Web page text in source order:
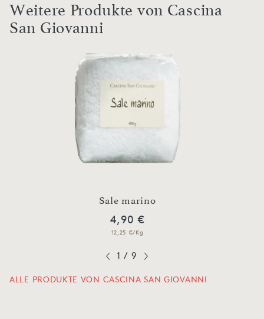
Weitere Produkte von Cascina
San Giovanni
Sale marino
4,90 €
12,25 €/Kg
1 / 9
ALLE PRODUKTE VON CASCINA SAN GIOVANNI